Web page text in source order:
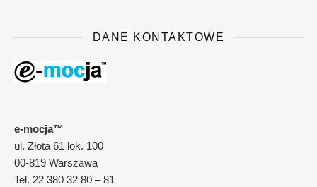
DANE KONTAKTOWE
e-mocja™
ul. Złota 61 lok. 100
00-819 Warszawa
Tel. 22 380 32 80 – 81